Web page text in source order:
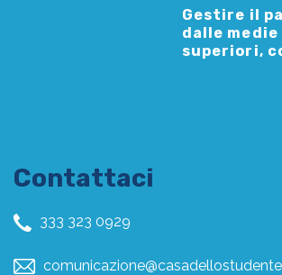
Gestire il
dalle medie
superiori,
Contattaci
333 323 0929